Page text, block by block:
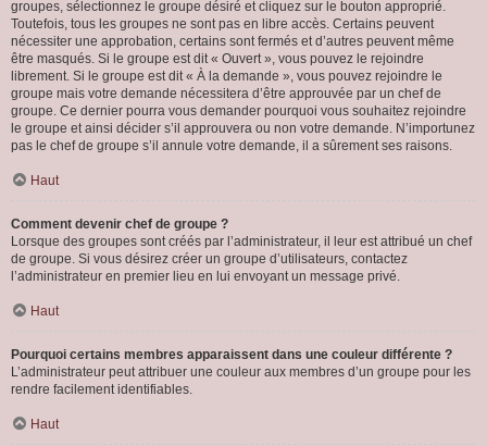
groupes, sélectionnez le groupe désiré et cliquez sur le bouton approprié.
Toutefois, tous les groupes ne sont pas en libre accès. Certains peuvent
nécessiter une approbation, certains sont fermés et d’autres peuvent même
être masqués. Si le groupe est dit « Ouvert », vous pouvez le rejoindre
librement. Si le groupe est dit « À la demande », vous pouvez rejoindre le
groupe mais votre demande nécessitera d’être approuvée par un chef de
groupe. Ce dernier pourra vous demander pourquoi vous souhaitez rejoindre
le groupe et ainsi décider s’il approuvera ou non votre demande. N’importunez
pas le chef de groupe s’il annule votre demande, il a sûrement ses raisons.
Haut
Comment devenir chef de groupe ?
Lorsque des groupes sont créés par l’administrateur, il leur est attribué un chef
de groupe. Si vous désirez créer un groupe d’utilisateurs, contactez
l’administrateur en premier lieu en lui envoyant un message privé.
Haut
Pourquoi certains membres apparaissent dans une couleur différente ?
L’administrateur peut attribuer une couleur aux membres d’un groupe pour les
rendre facilement identifiables.
Haut